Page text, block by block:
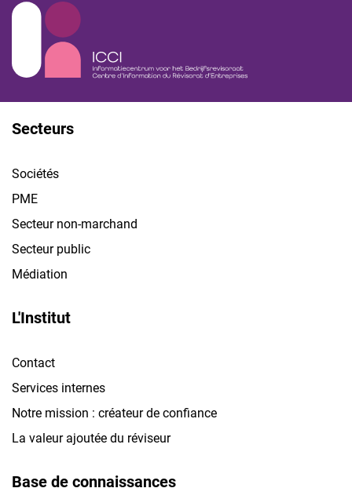
Secteurs
Sociétés
PME
Secteur non-marchand
Secteur public
Médiation
L'Institut
Contact
Services internes
Notre mission : créateur de confiance
La valeur ajoutée du réviseur
Base de connaissances